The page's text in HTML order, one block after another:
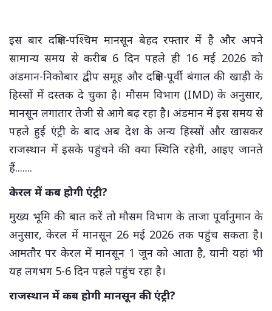
इस बार दक्षिण-पश्चिम मानसून बेहद रफ्तार में है और अपने
सामान्य समय से करीब 6 दिन पहले ही 16 मई 2026 को
अंडमान-निकोबार द्वीप समूह और दक्षिण-पूर्वी बंगाल की खाड़ी के
हिस्सों में दस्तक दे चुका है। मौसम विभाग (IMD) के अनुसार,
मानसून लगातार तेजी से आगे बढ़ रहा है। अंडमान में इस समय से
पहले हुई एंट्री के बाद अब देश के अन्य हिस्सों और खासकर
राजस्थान में इसके पहुंचने की क्या स्थिति रहेगी, आइए जानते
हैं.......
केरल में कब होगी एंट्री?
मुख्य भूमि की बात करें तो मौसम विभाग के ताजा पूर्वानुमान के
अनुसार, केरल में मानसून 26 मई 2026 तक पहुंच सकता है।
आमतौर पर केरल में मानसून 1 जून को आता है, यानी यहां भी
यह लगभग 5-6 दिन पहले पहुंच रहा है।
राजस्थान में कब होगी मानसून की एंट्री?